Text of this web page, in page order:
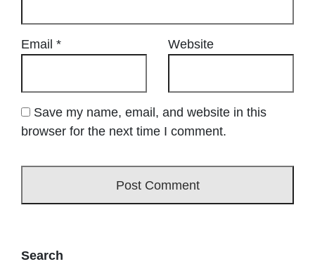
Email * Website
Save my name, email, and website in this
browser for the next time I comment.
Search